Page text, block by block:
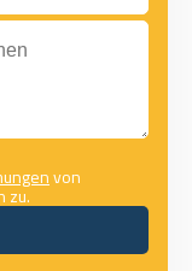
von
zu.